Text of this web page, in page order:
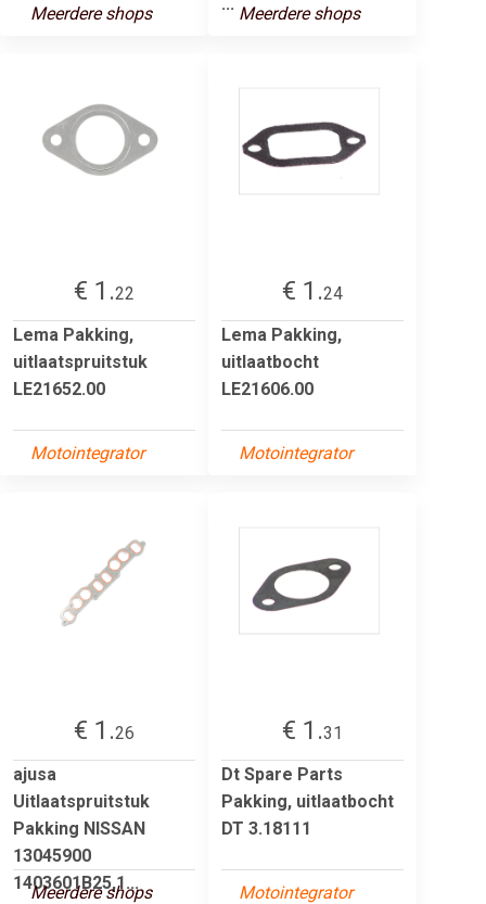
Meerdere shops
Meerdere shops
€ 1.22
Lema Pakking,
uitlaatspruitstuk
LE21652.00
Motointegrator
€ 1.24
Lema Pakking,
uitlaatbocht
LE21606.00
Motointegrator
€ 1.26
ajusa
Uitlaatspruitstuk
Pakking NISSAN
13045900
1403601B25,1...
Meerdere shops
€ 1.31
Dt Spare Parts
Pakking, uitlaatbocht
DT 3.18111
Motointegrator